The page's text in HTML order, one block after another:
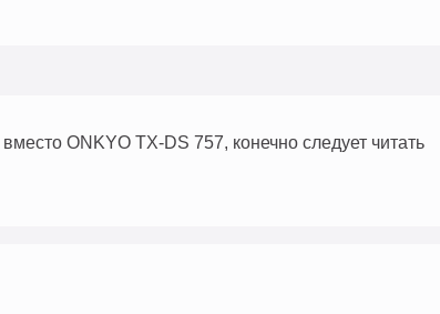
ONKYO TX-DS 757, конечно следует читать